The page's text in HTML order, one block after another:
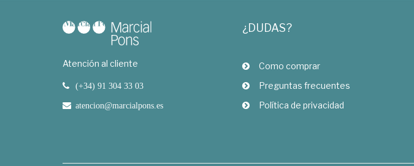
Atención al cliente
(+34) 91 304 33 03
atencion@marcialpons.es
¿DUDAS?
Como comprar
Preguntas frecuentes
Política de privacidad